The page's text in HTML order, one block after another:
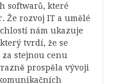
softwarů, které
Že rozvoj IT a umělé
nám ukazuje
tvrdí, že se
za stejnou cenu
prospěla vývoji